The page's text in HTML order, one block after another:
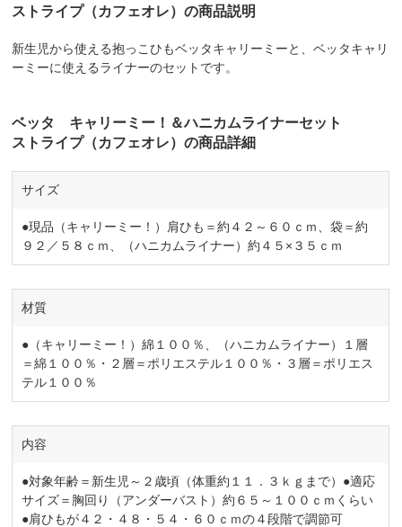
ストライプ（カフェオレ）の商品説明
新生児から使える抱っこひもベッタキャリーミーと、ベッタキャリ
ーミーに使えるライナーのセットです。
ベッタ キャリーミー！＆ハニカムライナーセット
ストライプ（カフェオレ）の商品詳細
サイズ
●現品（キャリーミー！）肩ひも＝約４２～６０ｃｍ、袋＝約
９２／５８ｃｍ、（ハニカムライナー）約４５×３５ｃｍ
材質
●（キャリーミー！）綿１００％、（ハニカムライナー）１層
＝綿１００％・２層＝ポリエステル１００％・３層＝ポリエス
テル１００％
内容
●対象年齢＝新生児～２歳頃（体重約１１．３ｋｇまで）●適応
サイズ＝胸回り（アンダーバスト）約６５～１００ｃｍくらい
●肩ひもが４２・４８・５４・６０ｃｍの４段階で調節可